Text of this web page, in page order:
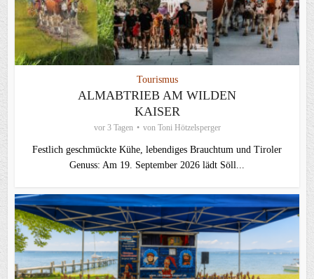
Tourismus
ALMABTRIEB AM WILDEN
KAISER
vor 3 Tagen von Toni Hötzelsperger
Festlich geschmückte Kühe, lebendiges Brauchtum und Tiroler
Genuss: Am 19. September 2026 lädt Söll...